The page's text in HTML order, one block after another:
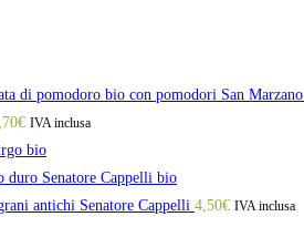
di pomodoro bio con pomodori San Marzano
€ IVA inclusa
bio
duro Senatore Cappelli bio
antichi Senatore Cappelli 4,50€ IVA inclusa